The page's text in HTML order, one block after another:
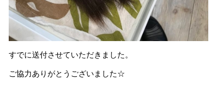
すでに送付させていただきました。
ご協力ありがとうございました☆